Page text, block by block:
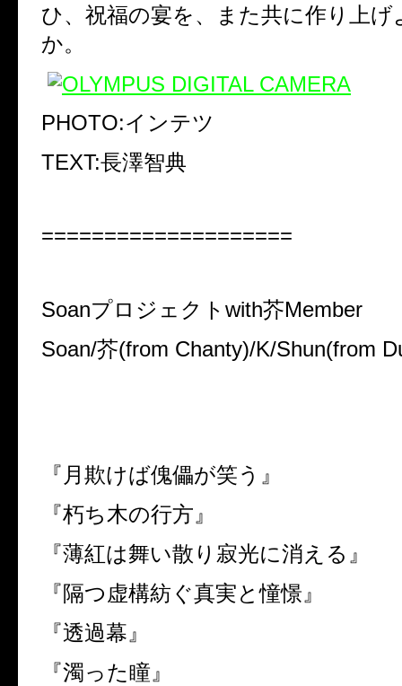
ひ、祝福の宴を、また共に作り上
か。
PHOTO:インテツ
TEXT:長澤智典
====================
Soanプロジェクトwith芥Member
Soan/芥(from Chanty)/K/Shun(from
『月欺けば傀儡が笑う』
『朽ち木の行方』
『薄紅は舞い散り寂光に消える』
『隔つ虚構紡ぐ真実と憧憬』
『透過幕』
『濁った瞳』